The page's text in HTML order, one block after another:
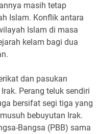
masih tetap
Islam. Konflik antara
Islam di masa
kelam bagi dua
dan pasukan
Perang teluk sendiri
bersifat segi tiga yang
bebuyutan Irak.
Bangsa (PBB) sama